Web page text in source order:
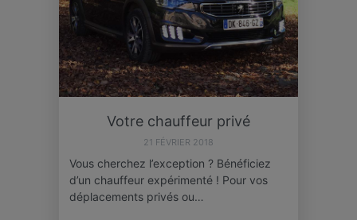
Votre chauffeur privé
21 FÉVRIER 2018
Vous cherchez l’exception ? Bénéficiez
d’un chauffeur expérimenté ! Pour vos
déplacements privés ou…